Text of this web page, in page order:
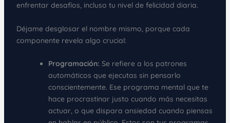
enfrentar desafíos, incluso tu nivel de felicidad diaria.
Déjame desglosar el nombre mismo, porque cada
componente revela algo crucial:
Programación: Se refiere a los patrones
automáticos que ejecutas sin pensarlo
conscientemente. Ese programa mental que te
hace procrastinar justo cuando más necesitas
actuar, o que dispara ansiedad cuando piensas